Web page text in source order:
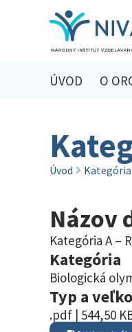
ÚVOD O
Úvod
Názov
Kategória A –
Kategória
Biologická
Typ a
.pdf | 544,50